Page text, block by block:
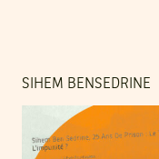
SIHEM BENSEDRINE